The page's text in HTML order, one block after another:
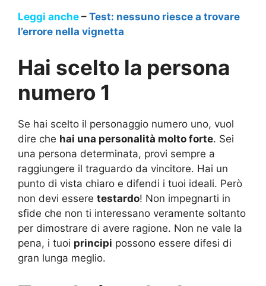
Leggi anche – Test: nessuno riesce a trovare
l’errore nella vignetta
Hai scelto la persona
numero 1
Se hai scelto il personaggio numero uno, vuol
dire che hai una personalità molto forte. Sei
una persona determinata, provi sempre a
raggiungere il traguardo da vincitore. Hai un
punto di vista chiaro e difendi i tuoi ideali. Però
non devi essere testardo! Non impegnarti in
sfide che non ti interessano veramente soltanto
per dimostrare di avere ragione. Non ne vale la
pena, i tuoi principi possono essere difesi di
gran lunga meglio.